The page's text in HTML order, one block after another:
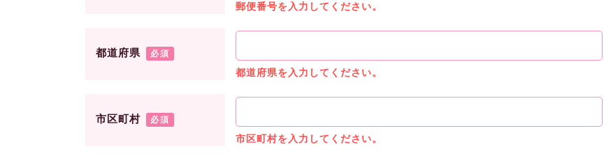
郵便番号を入力してください。
都道府県 必須
都道府県を入力してください。
市区町村 必須
市区町村を入力してください。